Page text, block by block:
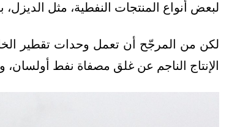
لبعض أنواع المنتجات النفطية، مثل
لكن من المرجّح أن تعمل وحدات تقطير
الإنتاج الناجم عن غلق مصفاة نفط